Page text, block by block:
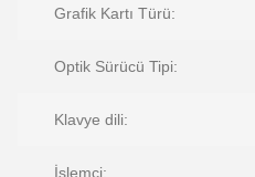
Grafik Kartı Türü:
Optik Sürücü Tipi:
Klavye dili:
İşlemci: